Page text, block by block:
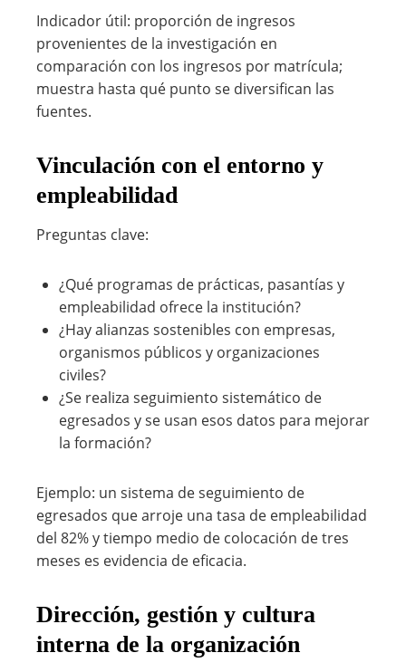
Indicador útil: proporción de ingresos
provenientes de la investigación en
comparación con los ingresos por matrícula;
muestra hasta qué punto se diversifican las
fuentes.
Vinculación con el entorno y
empleabilidad
Preguntas clave:
¿Qué programas de prácticas, pasantías y
empleabilidad ofrece la institución?
¿Hay alianzas sostenibles con empresas,
organismos públicos y organizaciones
civiles?
¿Se realiza seguimiento sistemático de
egresados y se usan esos datos para mejorar
la formación?
Ejemplo: un sistema de seguimiento de
egresados que arroje una tasa de empleabilidad
del 82% y tiempo medio de colocación de tres
meses es evidencia de eficacia.
Dirección, gestión y cultura
interna de la organización